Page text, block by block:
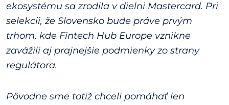
ekosystému sa zrodila v dielni Mastercard. Pri
selekcii, že Slovensko bude práve prvým
trhom, kde Fintech Hub Europe vznikne
zavážili aj prajnejšie podmienky zo strany
regulátora.
Pôvodne sme totiž chceli pomáhať len